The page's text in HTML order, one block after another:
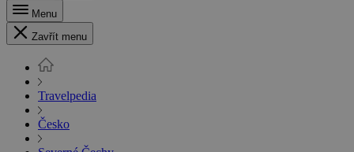
Menu
Zavřít menu
Travelpedia
Česko